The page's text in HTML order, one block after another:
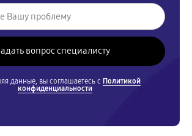
данные, вы соглашаетесь с Политикой
конфиденциальности